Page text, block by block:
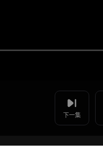
下一集